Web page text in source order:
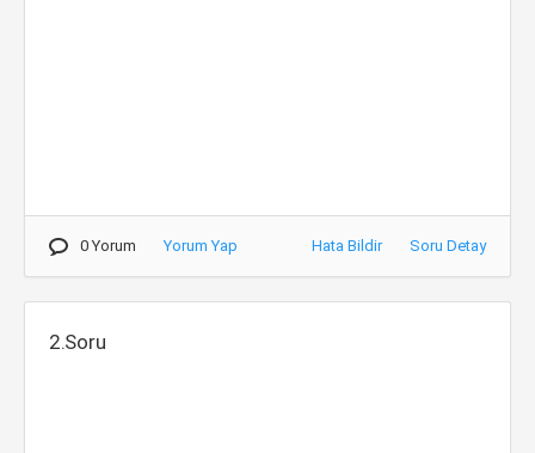
0 Yorum Yorum Yap Hata Bildir Soru Detay
2.Soru